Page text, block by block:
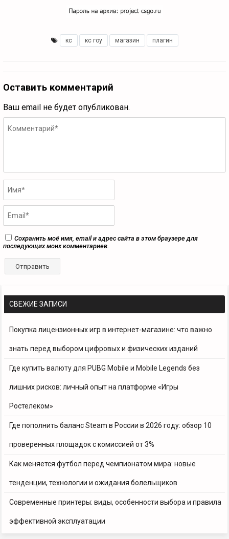
СВЕЖИЕ ЗАПИСИ
Покупка лицензионных игр в интернет-магазине: что важно
знать перед выбором цифровых и физических изданий
Где купить валюту для PUBG Mobile и Mobile Legends без
лишних рисков: личный опыт на платформе «Игры
Ростелеком»
Где пополнить баланс Steam в России в 2026 году: обзор 10
проверенных площадок с комиссией от 3%
Как меняется футбол перед чемпионатом мира: новые
тенденции, технологии и ожидания болельщиков
Современные принтеры: виды, особенности выбора и правила
эффективной эксплуатации
кс кс гоу магазин плагин
Оставить комментарий
Ваш email не будет опубликован.
Сохранить моё имя, email и адрес сайта в этом браузере для
последующих моих комментариев.